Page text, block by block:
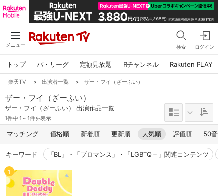
メニュー 検索 ログイン
トップ パ・リーグ 定額見放題 Rチャンネル Rakuten PLAY
楽天TV > 出演者一覧 > ザー・フイ（ざーふい）
ザー・フイ（ざーふい）
ザー・フイ（ざーふい） 出演作品一覧
1件中 1～1件を表示
マッチング 価格順 新着順 更新順 人気順 評価順 50
キーワード 「BL」・「ブロマンス」・「LGBTQ＋」関連コンテンツ
1